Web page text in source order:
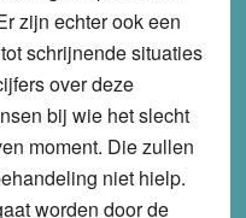
zijn echter ook een
schrijnende situaties
over deze
bij wie het slecht
moment. Die zullen
niet hielp.
worden door de